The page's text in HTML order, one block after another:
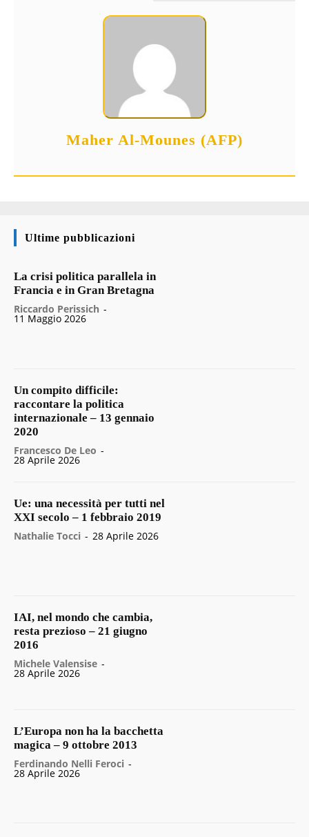
Maher Al-Mounes (AFP)
Ultime pubblicazioni
La crisi politica parallela in
Francia e in Gran Bretagna
Riccardo Perissich -
11 Maggio 2026
Un compito difficile:
raccontare la politica
internazionale – 13 gennaio
2020
Francesco De Leo -
28 Aprile 2026
Ue: una necessità per tutti nel
XXI secolo – 1 febbraio 2019
Nathalie Tocci - 28 Aprile 2026
IAI, nel mondo che cambia,
resta prezioso – 21 giugno
2016
Michele Valensise -
28 Aprile 2026
L’Europa non ha la bacchetta
magica – 9 ottobre 2013
Ferdinando Nelli Feroci -
28 Aprile 2026